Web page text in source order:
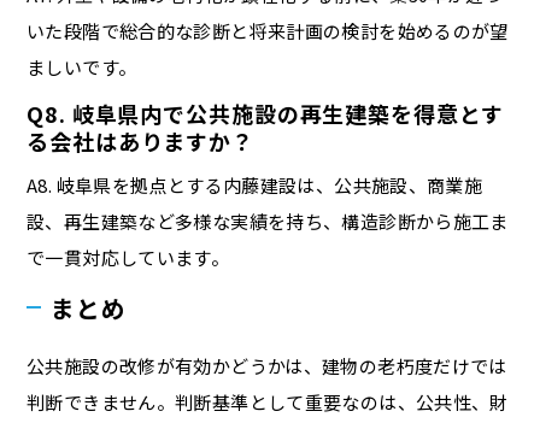
いた段階で総合的な診断と将来計画の検討を始めるのが望
ましいです。
Q8. 岐阜県内で公共施設の再生建築を得意とす
る会社はありますか？
A8. 岐阜県を拠点とする内藤建設は、公共施設、商業施
設、再生建築など多様な実績を持ち、構造診断から施工ま
で一貫対応しています。
まとめ
公共施設の改修が有効かどうかは、建物の老朽度だけでは
判断できません。判断基準として重要なのは、公共性、財